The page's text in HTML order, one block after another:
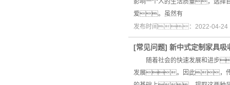
影响一个人的生活质量，选
爱。虽然有
发布时间：2022-04-
[常见问题] 新中式定制家具吸
随着社会的快速发展和进步
发展。因此，传统